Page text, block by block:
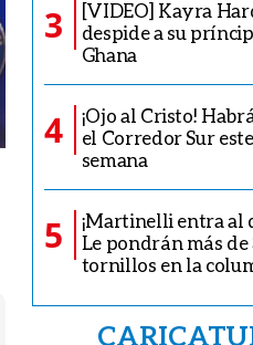
3
[VIDEO] Kayra
despide a su
Ghana
4
¡Ojo al Cristo!
el Corredor Sur
semana
5
¡Martinelli entra al
Le pondrán más de
tornillos en la